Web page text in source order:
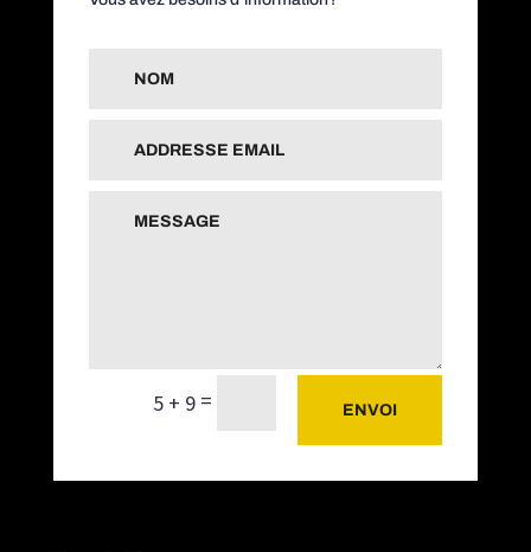
5 + 9 = ENVOI